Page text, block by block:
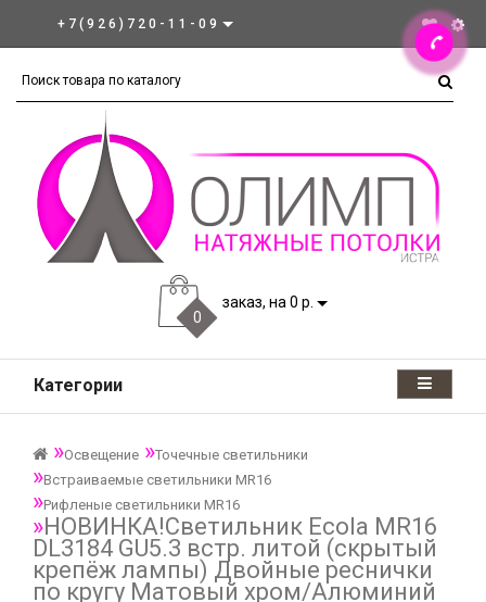
+7(926)720-11-09
0
заказ, на 0 р.
Категории
Освещение
Точечные светильники
Встраиваемые светильники MR16
Рифленые светильники MR16
НОВИНКА!Светильник Ecola MR16
DL3184 GU5.3 встр. литой (скрытый
крепёж лампы) Двойные реснички
по кругу Матовый хром/Алюминий